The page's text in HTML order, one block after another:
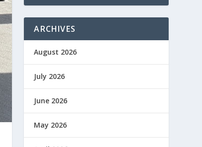
ARCHIVES
August 2026
July 2026
June 2026
May 2026